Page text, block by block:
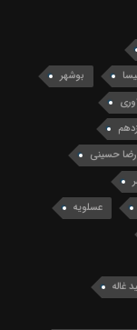
بوشهر
حسینی
عسلویه
غاله